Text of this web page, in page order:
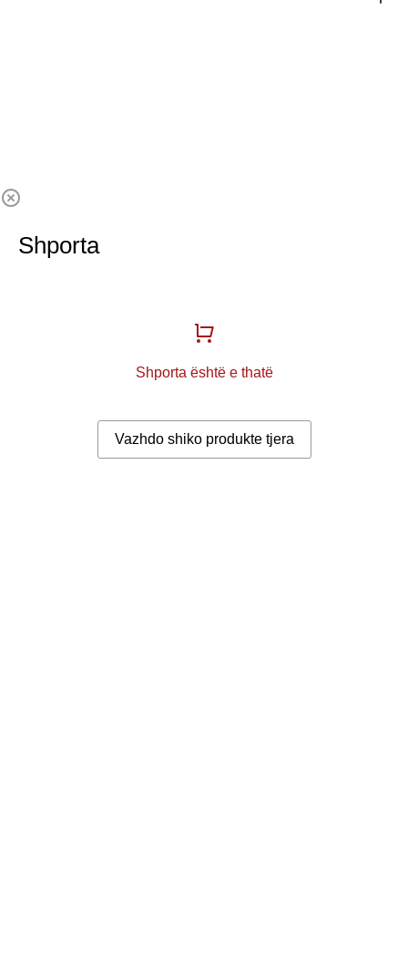
Shporta
Shporta është e thatë
Vazhdo shiko produkte tjera